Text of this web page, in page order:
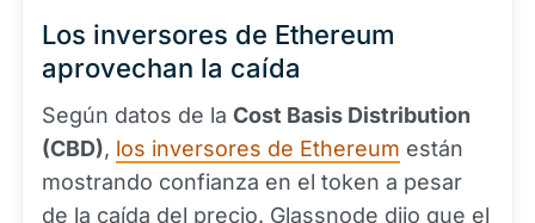
Los inversores de Ethereum
aprovechan la caída
Según datos de la Cost Basis Distribution
(CBD), los inversores de Ethereum están
mostrando confianza en el token a pesar
de la caída del precio. Glassnode dijo que el